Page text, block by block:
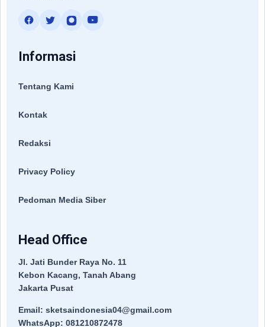
Informasi
Tentang Kami
Kontak
Redaksi
Privacy Policy
Pedoman Media Siber
Head Office
Jl. Jati Bunder Raya No. 11
Kebon Kacang, Tanah Abang
Jakarta Pusat
Email: sketsaindonesia04@gmail.com
WhatsApp: 081210872478